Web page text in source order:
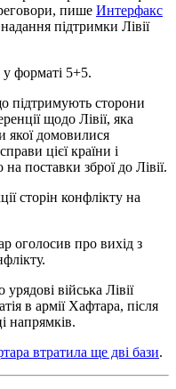
пише Интерфакс
підтримки Лівії
форматі 5+5.
підтримують сторони
щодо Лівії, яка
якої домовилися
цієї країни і
поставки зброї до Лівії.
сторін конфлікту на
оголосив про вихід з
війська Лівії
в армії Хафтара, після
напрямків.
втратила ще дві бази.